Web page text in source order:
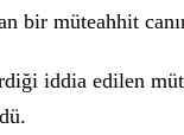
bir müteahhit
iddia edilen